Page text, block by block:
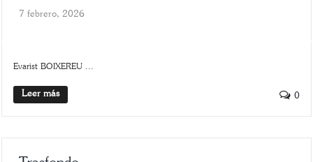
7 febrero, 2026
Evarist BOIXEREU ...
Leer más 0